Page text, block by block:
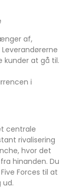
af,
kunder at gå til.
i
centrale
rivalisering
hvor det
hinanden. Du
Forces til at
ud.